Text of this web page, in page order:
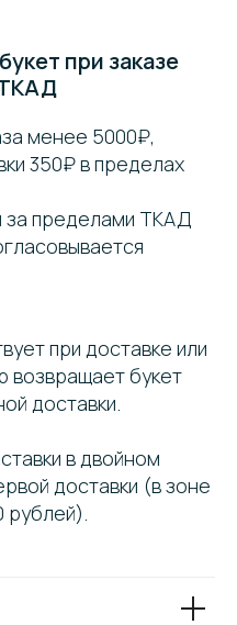
при заказе
менее 5000₽,
350₽ в пределах
за пределами ТКАД
при доставке или
возвращает букет
доставки.
в двойном
доставки (в зоне
рублей).